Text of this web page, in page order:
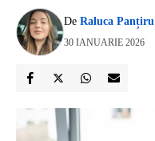
De Raluca Panțiru
30 IANUARIE 2026